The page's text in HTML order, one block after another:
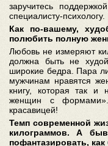
заручитесь
специалисту-психологу.
Как по-вашему,
полюбить полную
Любовь не измеряют
должна быть не
широкие бедра. Пара
мужчинам нравятся
книгу, которая так и
женщин с
красавицей!
Темп современной
килограммов. А
пофантазировать,